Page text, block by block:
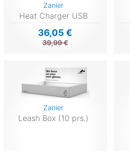
Zanier
Heat Charger USB
36,05 €
39,99 €
Zanier
Leash Box (10 prs.)